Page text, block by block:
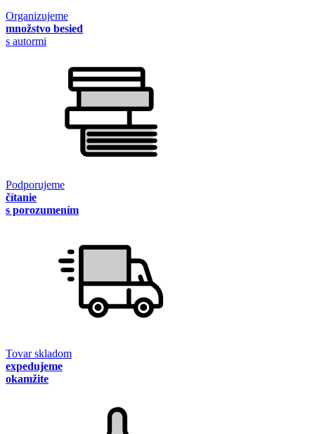
Organizujeme
množstvo besied
s autormi
Podporujeme
čítanie
s porozumením
Tovar skladom
expedujeme
okamžite